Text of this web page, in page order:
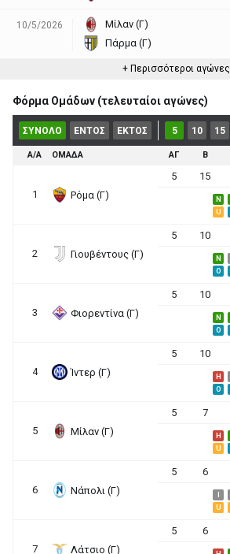
10/5/2026
Μίλαν (Γ)
Πάρμα (Γ)
+ Περισσότεροι αγώνες
Φόρμα Ομάδων (τελευταίοι αγώνες)
ΣΥΝΟΛΟ ΕΝΤΟΣ ΕΚΤΟΣ 5 10 15
Α/Α ΟΜΑΔΑ ΑΓ Β
1 Ρόμα (Γ)
5 15
N
U
2 Γιουβέντους (Γ)
5 10
N
O
3 Φιορεντίνα (Γ)
5 10
N
O
4 Ίντερ (Γ)
5 10
H
O
5 Μίλαν (Γ)
5 7
H
U
6 Νάπολι (Γ)
5 6
U
7 Λάτσιο (Γ)
5 6